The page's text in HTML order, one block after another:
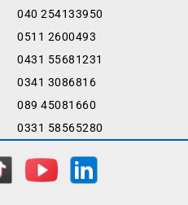
040 254133950
0511 2600493
0431 55681231
0341 3086816
089 45081660
0331 58565280